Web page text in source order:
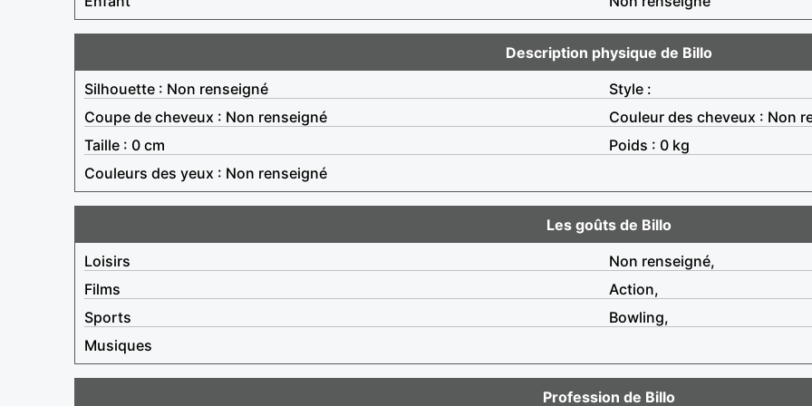
Description physique de Billo
Silhouette : Non renseigné
Style :
Coupe de cheveux : Non renseigné
Couleur des cheveux : Non
Taille : 0 cm
Poids : 0 kg
Couleurs des yeux : Non renseigné
Les goûts de Billo
Loisirs
Non renseigné,
Films
Action,
Sports
Bowling,
Musiques
Profession de Billo